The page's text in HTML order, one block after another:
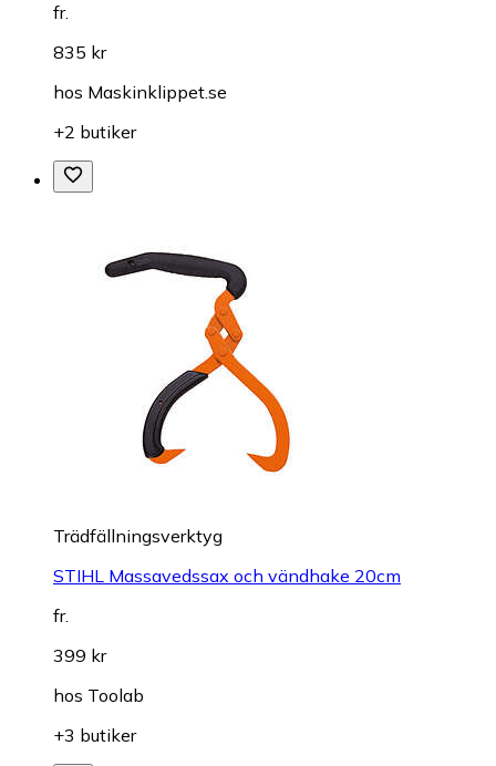
fr.
835 kr
hos Maskinklippet.se
+2 butiker
Trädfällningsverktyg
STIHL Massavedssax och vändhake 20cm
fr.
399 kr
hos Toolab
+3 butiker